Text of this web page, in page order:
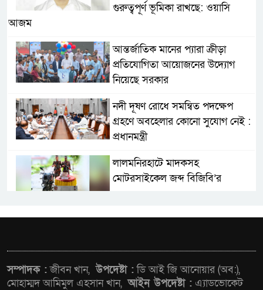
গুরুত্বপূর্ণ ভূমিকা রাখছে: ওয়াসি
আজম
আন্তর্জাতিক মানের প্যারা ক্রীড়া
প্রতিযোগিতা আয়োজনের উদ্যোগ
নিয়েছে সরকার
নদী দূষণ রোধে সমন্বিত পদক্ষেপ
গ্রহণে অবহেলার কোনো সুযোগ নেই :
প্রধানমন্ত্রী
লালমনিরহাটে মাদকসহ
মোটরসাইকেল জব্দ বিজিবি’র
ওমানের সঙ্গে ইরানের হরমুজ
আত-তানযীল ইনস্টিটিউট চট্টগ্রাম
দুবছর পেরিয়ে তিন বছরে পর্দাপন
সম্পাদক :জীবন খান,উপদেষ্টা :ডি আই জি আনোয়ার (অব:),
মোহাম্মদ আমিমুল এহসান খান,আইন উপদেষ্টা : এ্যাডভোকেট